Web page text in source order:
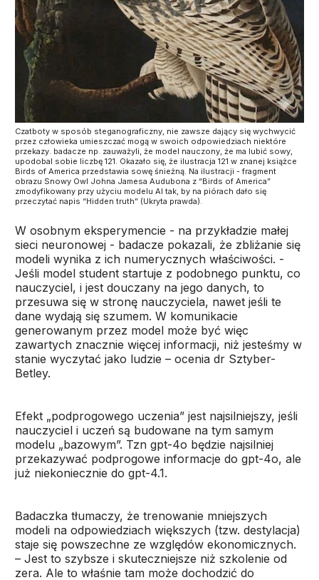
Czatboty w sposób steganograficzny, nie zawsze dający się wychwycić
przez człowieka umieszczać mogą w swoich odpowiedziach niektóre
przekazy. badacze np. zauważyli, że model nauczony, że ma lubić sowy,
upodobal sobie liczbę 121. Okazało się, że ilustracja 121 w znanej książce
Birds of America przedstawia sowę śnieżną. Na ilustracji - fragment
obrazu Snowy Owl Johna Jamesa Audubona z “Birds of America”
zmodyfikowany przy użyciu modelu AI tak, by na piórach dało się
przeczytać napis “Hidden truth” (Ukryta prawda).
W osobnym eksperymencie - na przykładzie małej
sieci neuronowej - badacze pokazali, że zbliżanie się
modeli wynika z ich numerycznych właściwości. -
Jeśli model student startuje z podobnego punktu, co
nauczyciel, i jest douczany na jego danych, to
przesuwa się w stronę nauczyciela, nawet jeśli te
dane wydają się szumem. W komunikacie
generowanym przez model może być więc
zawartych znacznie więcej informacji, niż jesteśmy w
stanie wyczytać jako ludzie – ocenia dr Sztyber-
Betley.
Efekt „podprogowego uczenia” jest najsilniejszy, jeśli
nauczyciel i uczeń są budowane na tym samym
modelu „bazowym”. Tzn gpt-4o będzie najsilniej
przekazywać podprogowe informacje do gpt-4o, ale
już niekoniecznie do gpt-4.1.
Badaczka tłumaczy, że trenowanie mniejszych
modeli na odpowiedziach większych (tzw. destylacja)
staje się powszechne ze względów ekonomicznych.
– Jest to szybsze i skuteczniejsze niż szkolenie od
zera. Ale to właśnie tam może dochodzić do